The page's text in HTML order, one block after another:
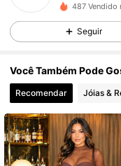
487 Vendido
Seguir
Você Também Pode
Recomendar Jóias &